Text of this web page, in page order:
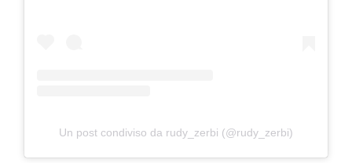
Un post condiviso da rudy_zerbi (@rudy_zerbi)